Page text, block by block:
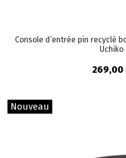
Console d’entrée pin recyclé
Uchiko
269,00
Nouveau